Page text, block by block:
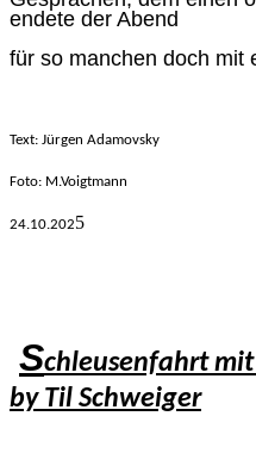
endete der Abend
für so manchen doch mit
Text: Jürgen Adamovsky
Foto: M.Voigtmann
24.10.2025
Schleusenfahrt
by Til Schweiger